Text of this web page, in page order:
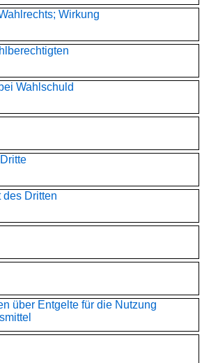
Wirkung
Wahlschuld
des Dritten
über Entgelte für die Nutzung